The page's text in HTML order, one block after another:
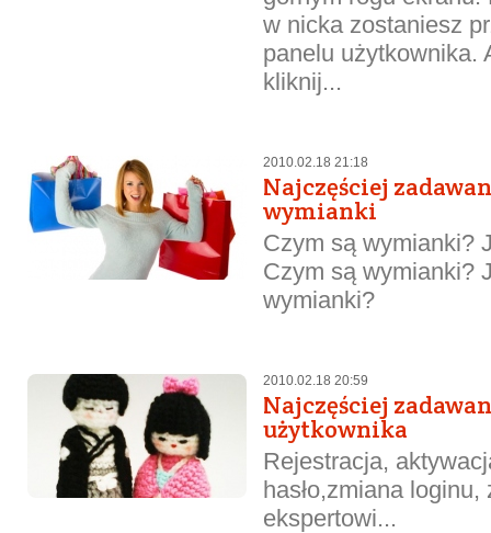
w nicka zostaniesz
panelu użytkownika.
kliknij...
2010.02.18 21:18
Najczęściej
wymianki
Czym są wymianki?
Czym są wymianki?
wymianki?
2010.02.18 20:59
Najczęściej
użytkownika
Rejestracja,
hasło,zmiana
ekspertowi...